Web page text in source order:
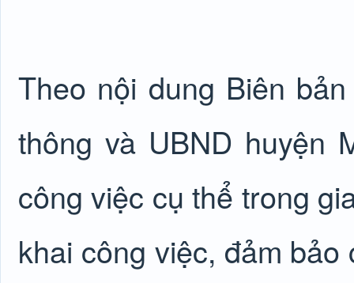
Theo nội dung Biên
thông và UBND huyện
công việc cụ thể trong
khai công việc, đảm